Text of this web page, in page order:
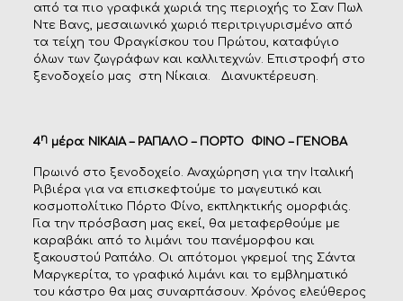
από τα πιο γραφικά χωριά της περιοχής το Σαν Πωλ
Ντε Βανς, μεσαιωνικό χωριό περιτριγυρισμένο από
τα τείχη του Φραγκίσκου του Πρώτου, καταφύγιο
όλων των ζωγράφων και καλλιτεχνών. Επιστροφή στο
ξενοδοχείο μας στη Νίκαια. Διανυκτέρευση.
4ημέρα: ΝΙΚΑΙΑ – ΡΑΠΑΛΟ – ΠΟΡΤΟ ΦΙΝΟ – ΓΕΝΟΒΑ
Πρωινό στο ξενοδοχείο. Αναχώρηση για την Ιταλική
Ριβιέρα για να επισκεφτούμε το μαγευτικό και
κοσμοπολίτικο Πόρτο Φίνο, εκπληκτικής ομορφιάς.
Για την πρόσβαση μας εκεί, θα μεταφερθούμε με
καραβάκι από το λιμάνι του πανέμορφου και
ξακουστού Ραπάλο. Οι απότομοι γκρεμοί της Σάντα
Μαργκερίτα, το γραφικό λιμάνι και το εμβληματικό
του κάστρο θα μας συναρπάσουν. Χρόνος ελεύθερος